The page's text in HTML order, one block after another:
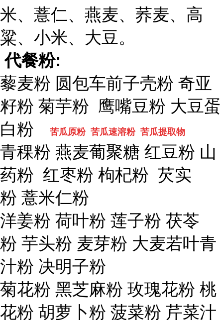
米、薏仁、燕麦、荞麦、高
粱、小米、大豆。
代餐粉:
藜麦粉 圆包车前子壳粉 奇亚
籽粉 菊芋粉 鹰嘴豆粉 大豆蛋
白粉
苦瓜原粉 苦瓜速溶粉 苦瓜提取物
青稞粉 燕麦葡聚糖 红豆粉 山
药粉 红枣粉 枸杞粉 芡实
粉 薏米仁粉
洋姜粉 荷叶粉 莲子粉 茯苓
粉 芋头粉 麦芽粉 大麦若叶青
汁粉 决明子粉
菊花粉 黑芝麻粉 玫瑰花粉 桃
花粉 胡萝卜粉 菠菜粉 芹菜汁